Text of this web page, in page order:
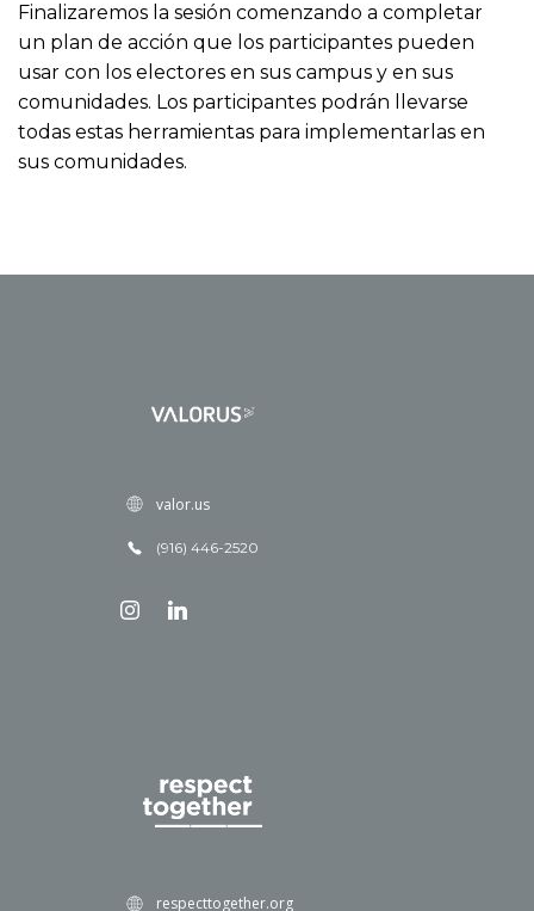
Finalizaremos la sesión comenzando a completar
un plan de acción que los participantes pueden
usar con los electores en sus campus y en sus
comunidades. Los participantes podrán llevarse
todas estas herramientas para implementarlas en
sus comunidades.
valor.us
(916) 446-2520
respecttogether.org